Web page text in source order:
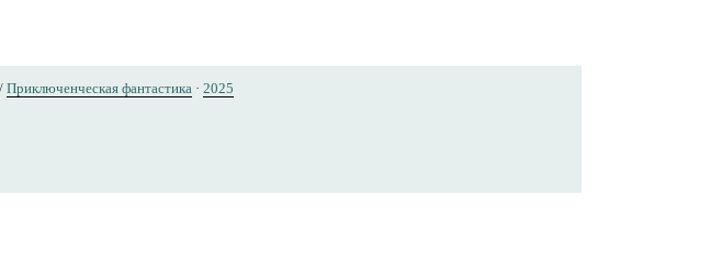
/ Приключенческая фантастика · 2025